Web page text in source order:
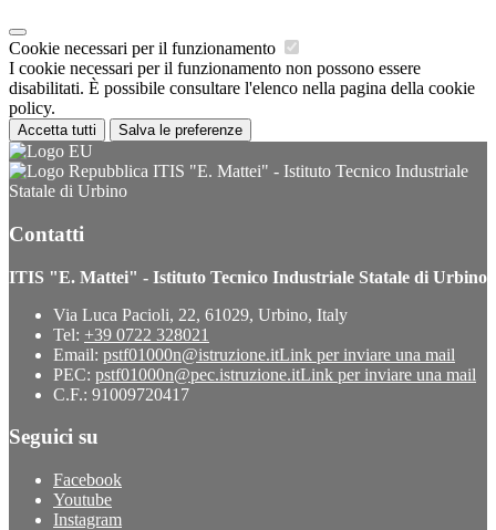
Cookie necessari per il funzionamento
I cookie necessari per il funzionamento non possono essere
disabilitati. È possibile consultare l'elenco nella pagina della cookie
policy.
Accetta tutti Salva le preferenze
ITIS "E. Mattei" - Istituto Tecnico Industriale
Statale di Urbino
Contatti
ITIS "E. Mattei" - Istituto Tecnico Industriale Statale di Urbino
Via Luca Pacioli, 22, 61029, Urbino, Italy
Tel: +39 0722 328021
Email: pstf01000n@istruzione.itLink per inviare una mail
PEC: pstf01000n@pec.istruzione.itLink per inviare una mail
C.F.: 91009720417
Seguici su
Facebook
Youtube
Instagram